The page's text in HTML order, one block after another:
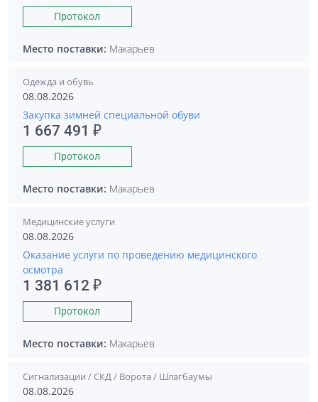
Протокол
Место поставки: Макарьев
Одежда и обувь
08.08.2026
Закупка зимней специальной обуви
1 667 491 ₽
Протокол
Место поставки: Макарьев
Медицинские услуги
08.08.2026
Оказание услуги по проведению медицинского
осмотра
1 381 612 ₽
Протокол
Место поставки: Макарьев
Сигнализации / СКД / Ворота / Шлагбаумы
08.08.2026